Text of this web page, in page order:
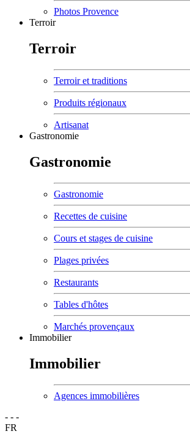
Photos Provence
Terroir
Terroir
Terroir et traditions
Produits régionaux
Artisanat
Gastronomie
Gastronomie
Gastronomie
Recettes de cuisine
Cours et stages de cuisine
Plages privées
Restaurants
Tables d'hôtes
Marchés provençaux
Immobilier
Immobilier
Agences immobilières
- - -
FR